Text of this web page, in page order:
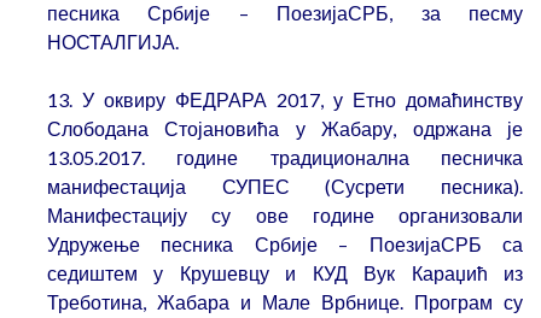
песника Србије – ПоезијаСРБ, за песму
НОСТАЛГИЈА.
13. У оквиру ФЕДРАРА 2017, у Етно домаћинству
Слободана Стојановића у Жабару, одржана је
13.05.2017. године традиционална песничка
манифестација СУПЕС (Сусрети песника).
Манифестацију су ове године организовали
Удружење песника Србије – ПоезијаСРБ са
седиштем у Крушевцу и КУД Вук Караџић из
Треботина, Жабара и Мале Врбнице. Програм су